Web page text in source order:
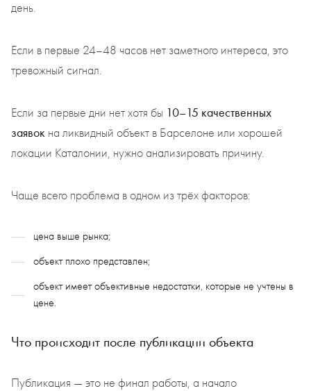
день.
Если в первые 24–48 часов нет заметного интереса, это
тревожный сигнал.
Если за первые дни нет хотя бы 10–15 качественных
заявок на ликвидный объект в Барселоне или хорошей
локации Каталонии, нужно анализировать причину.
Чаще всего проблема в одном из трёх факторов:
цена выше рынка;
объект плохо представлен;
объект имеет объективные недостатки, которые не учтены в
цене.
Что происходит после публикации объекта
Публикация — это не финал работы, а начало